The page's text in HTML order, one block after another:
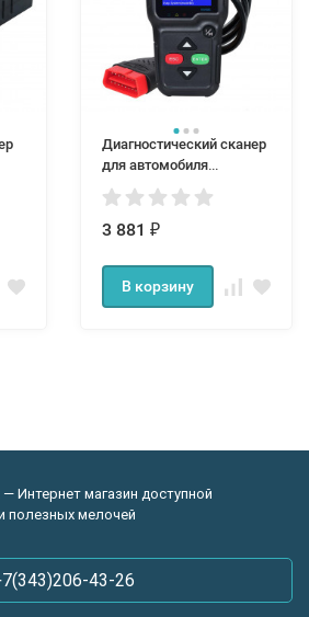
Диагностический сканер
для автомобиля
KONNWEI KW-680
3 881 ₽
В корзину
Интернет магазин доступной
полезных мелочей
43-26